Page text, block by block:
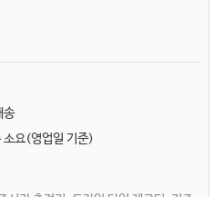
송
요(영업일 기준)